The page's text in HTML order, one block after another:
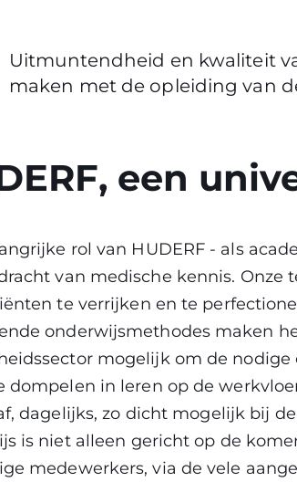
Uitmuntendheid en kwaliteit
maken met de opleiding van
een
rol van HUDERF - als
van medische kennis. Onze
te verrijken en te
onderwijsmethodes maken
mogelijk om de
dompelen in leren op de
dagelijks, zo dicht mogelijk bij
is niet alleen gericht op de
medewerkers, via de vele